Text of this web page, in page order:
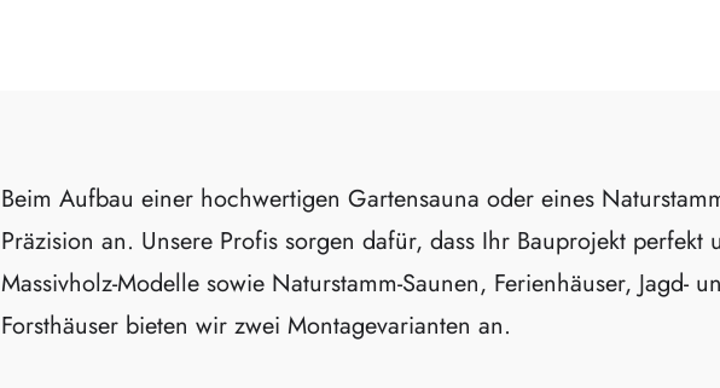
Beim Aufbau einer hochwertigen Gartensauna oder eines
Präzision an. Unsere Profis sorgen dafür, dass Ihr Bauprojekt perfekt
Massivholz-Modelle sowie Naturstamm-Saunen, Ferienhäuser, Jagd-
Forsthäuser bieten wir zwei Montagevarianten an.